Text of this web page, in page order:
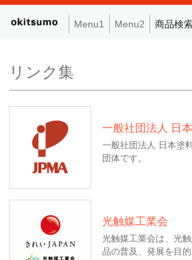
Menu1 Menu2 商品検
リンク集
一般社団法人 日
一般社団法人 日本塗
団体です。
光触媒工業会
光触媒工業会は、光
品の普及、発展を目的